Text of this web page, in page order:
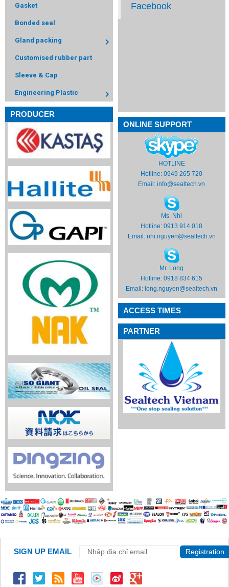
Gasket
Bonded seal
Gland packing
Customised rubber part
Sleeve & Cap
Engineering Plastic
PRODUCER
Facebook
ONLINE SUPPORT
HOTLINE
Hotline: 0949 265 720
Email:info@sealtech.vn
Ms. Nhi
Hotline: 0913 914 018
Email: nhi.nguyen@sealtech.vn
Mr. Long
Hotline: 0918 834 615
Email: long.nguyen@sealtech.vn
ACCESS TIMES
PARTNER
SIGN UP EMAIL Registration